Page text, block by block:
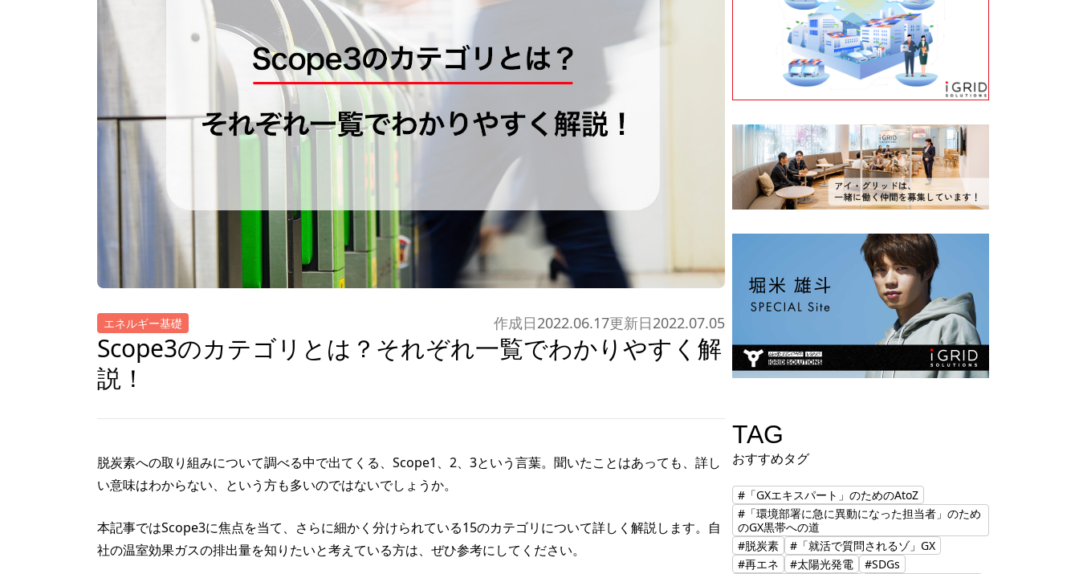
エネルギー基礎 作成日2022.06.17更新日2022.07.05
Scope3のカテゴリとは？それぞれ一覧でわかりやすく解
説！
脱炭素への取り組みについて調べる中で出てくる、Scope1、2、3という言葉。聞いたことはあっても、詳し
い意味はわからない、という方も多いのではないでしょうか。
本記事ではScope3に焦点を当て、さらに細かく分けられている15のカテゴリについて詳しく解説します。自
社の温室効果ガスの排出量を知りたいと考えている方は、ぜひ参考にしてください。
TAG
おすすめタグ
#「GXエキスパート」のためのAtoZ
#「環境部署に急に異動になった担当者」のため
のGX黒帯への道
#脱炭素
#「就活で質問されるゾ」GX
#再エネ
#太陽光発電
#SDGs